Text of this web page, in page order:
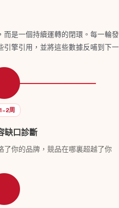
是一個持續運轉的閉環。每一輪發
擎引用，並將這些數據反哺到下一
周
缺口診斷
了你的品牌，競品在哪裏超越了你